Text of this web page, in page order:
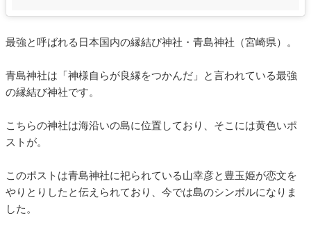
最強と呼ばれる日本国内の縁結び神社・青島神社（宮崎県）。
青島神社は「神様自らが良縁をつかんだ」と言われている最強
の縁結び神社です。
こちらの神社は海沿いの島に位置しており、そこには黄色いポ
ストが。
このポストは青島神社に祀られている山幸彦と豊玉姫が恋文を
やりとりしたと伝えられており、今では島のシンボルになりま
した。